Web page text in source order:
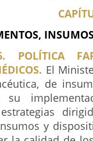
POLÍTICA
El
de
y